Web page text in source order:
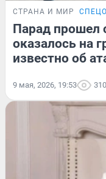
СТРАНА И МИР
Парад прошел
оказалось на
известно об
9 мая, 2026, 19:53 310